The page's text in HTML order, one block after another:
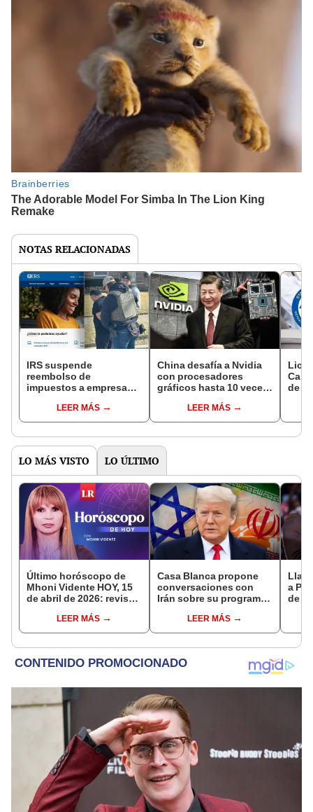
NOTAS RELACIONADAS
IRS suspende
reembolso de
impuestos a empresas
contribuyentes: conoce
por qué
LEER MÁS
China desafía a Nvidia
con procesadores
gráficos hasta 10 veces
supercomputadoras de
Estados Unidos
LEER MÁS
de
LO MÁS VISTO LO ÚLTIMO
Último horóscopo de
Mhoni Vidente HOY, 15
de abril de 2026: revisa
signo y entérate si te
espera un día
LEER MÁS
Casa Blanca propone
conversaciones con
Irán sobre su programa
con Israel, según
reportes
LEER MÁS
a
de
por